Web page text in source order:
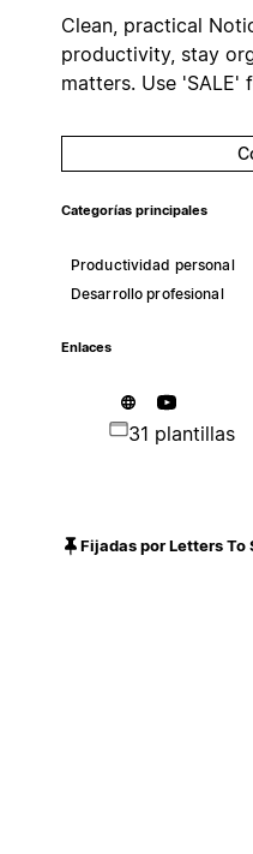
Clean, practical
productivity, stay
matters. Use 'SALE'
Categorías principales
Productividad personal
Desarrollo profesional
Enlaces
31 plantillas
Fijadas por Letters To